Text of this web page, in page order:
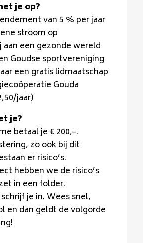
je op?
van 5 % per jaar
stroom op
aan een gezonde wereld
Goudse sportvereniging
een gratis lidmaatschap
Gouda
jaar)
je?
betaal je € 200,–.
zo ook bij dit
er risico’s.
hebben we de risico’s
in een folder.
je in. Wees snel,
en dan geldt de volgorde